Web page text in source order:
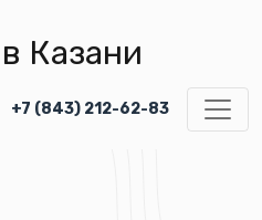
+7 (843) 212-62-83